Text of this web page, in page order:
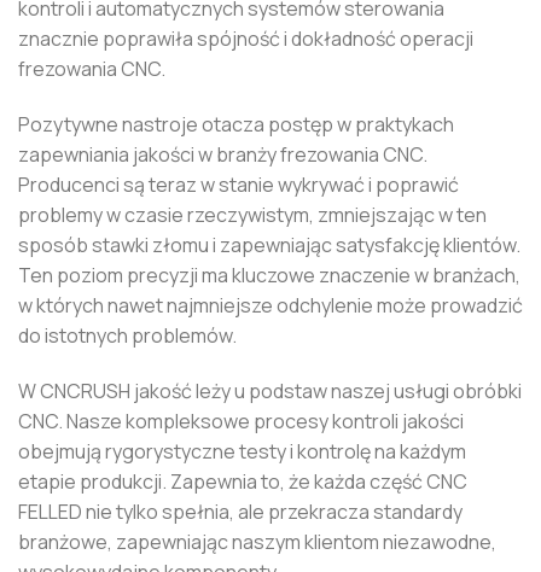
kontroli i automatycznych systemów sterowania
znacznie poprawiła spójność i dokładność operacji
frezowania CNC.
Pozytywne nastroje otacza postęp w praktykach
zapewniania jakości w branży frezowania CNC.
Producenci są teraz w stanie wykrywać i poprawić
problemy w czasie rzeczywistym, zmniejszając w ten
sposób stawki złomu i zapewniając satysfakcję klientów.
Ten poziom precyzji ma kluczowe znaczenie w branżach,
w których nawet najmniejsze odchylenie może prowadzić
do istotnych problemów.
W CNCRUSH jakość leży u podstaw naszej usługi obróbki
CNC. Nasze kompleksowe procesy kontroli jakości
obejmują rygorystyczne testy i kontrolę na każdym
etapie produkcji. Zapewnia to, że każda część CNC
FELLED nie tylko spełnia, ale przekracza standardy
branżowe, zapewniając naszym klientom niezawodne,